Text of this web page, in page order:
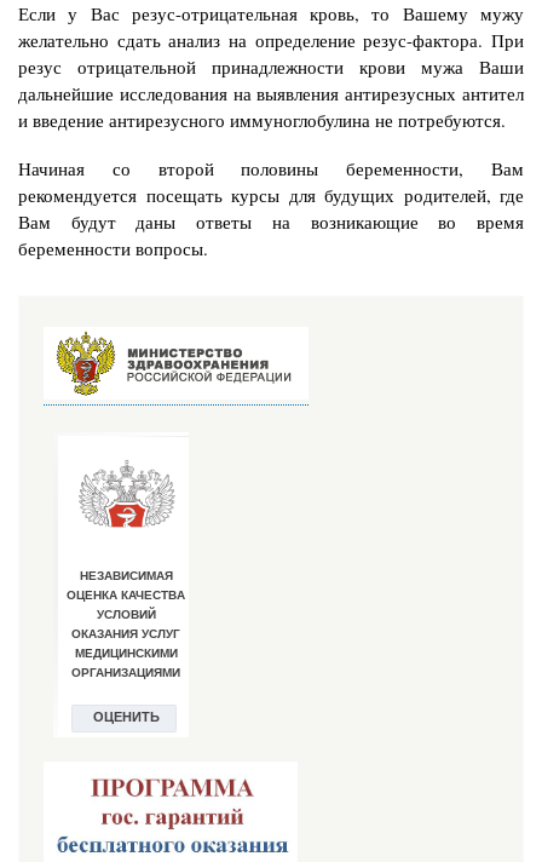
Если у Вас резус-отрицательная кровь, то Вашему мужу
желательно сдать анализ на определение резус-фактора. При
резус отрицательной принадлежности крови мужа Ваши
дальнейшие исследования на выявления антирезусных антител
и введение антирезусного иммуноглобулина не потребуются.
Начиная со второй половины беременности, Вам
рекомендуется посещать курсы для будущих родителей, где
Вам будут даны ответы на возникающие во время
беременности вопросы.